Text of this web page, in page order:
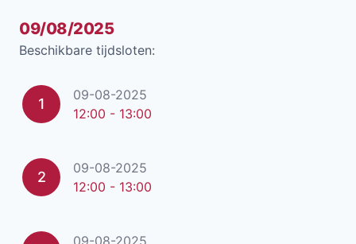
09/08/2025
Beschikbare tijdsloten:
1
09-08-2025
12:00 - 13:00
2
09-08-2025
12:00 - 13:00
09-08-2025